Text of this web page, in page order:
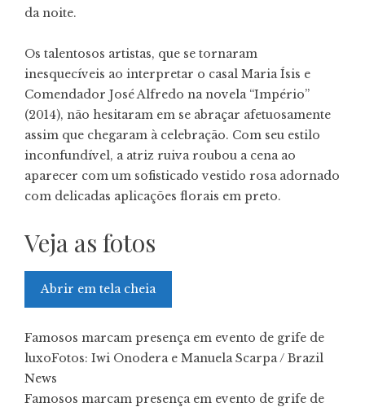
da noite.
Os talentosos artistas, que se tornaram
inesquecíveis ao interpretar o casal Maria Ísis e
Comendador José Alfredo na novela “Império”
(2014), não hesitaram em se abraçar afetuosamente
assim que chegaram à celebração. Com seu estilo
inconfundível, a atriz ruiva roubou a cena ao
aparecer com um sofisticado vestido rosa adornado
com delicadas aplicações florais em preto.
Veja as fotos
Abrir em tela cheia
Famosos marcam presença em evento de grife de
luxoFotos: Iwi Onodera e Manuela Scarpa / Brazil
News
Famosos marcam presença em evento de grife de